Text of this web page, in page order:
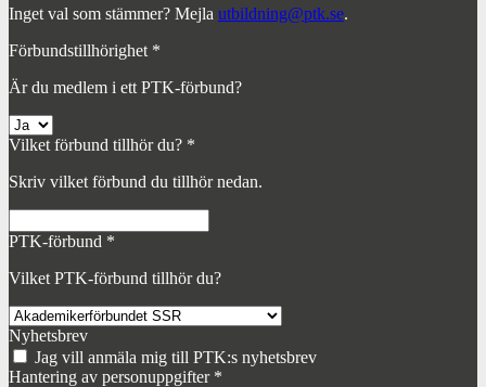
Inget val som stämmer? Mejla utbildning@ptk.se.
Förbundstillhörighet *
Är du medlem i ett PTK-förbund?
Vilket förbund tillhör du? *
Skriv vilket förbund du tillhör nedan.
PTK-förbund *
Vilket PTK-förbund tillhör du?
Nyhetsbrev
Jag vill anmäla mig till PTK:s nyhetsbrev
Hantering av personuppgifter *